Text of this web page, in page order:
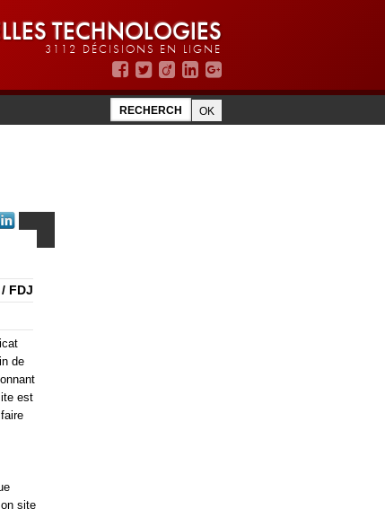
TECHNOLOGIES
3112 DÉCISIONS EN LIGNE
FDJ
de
est
site